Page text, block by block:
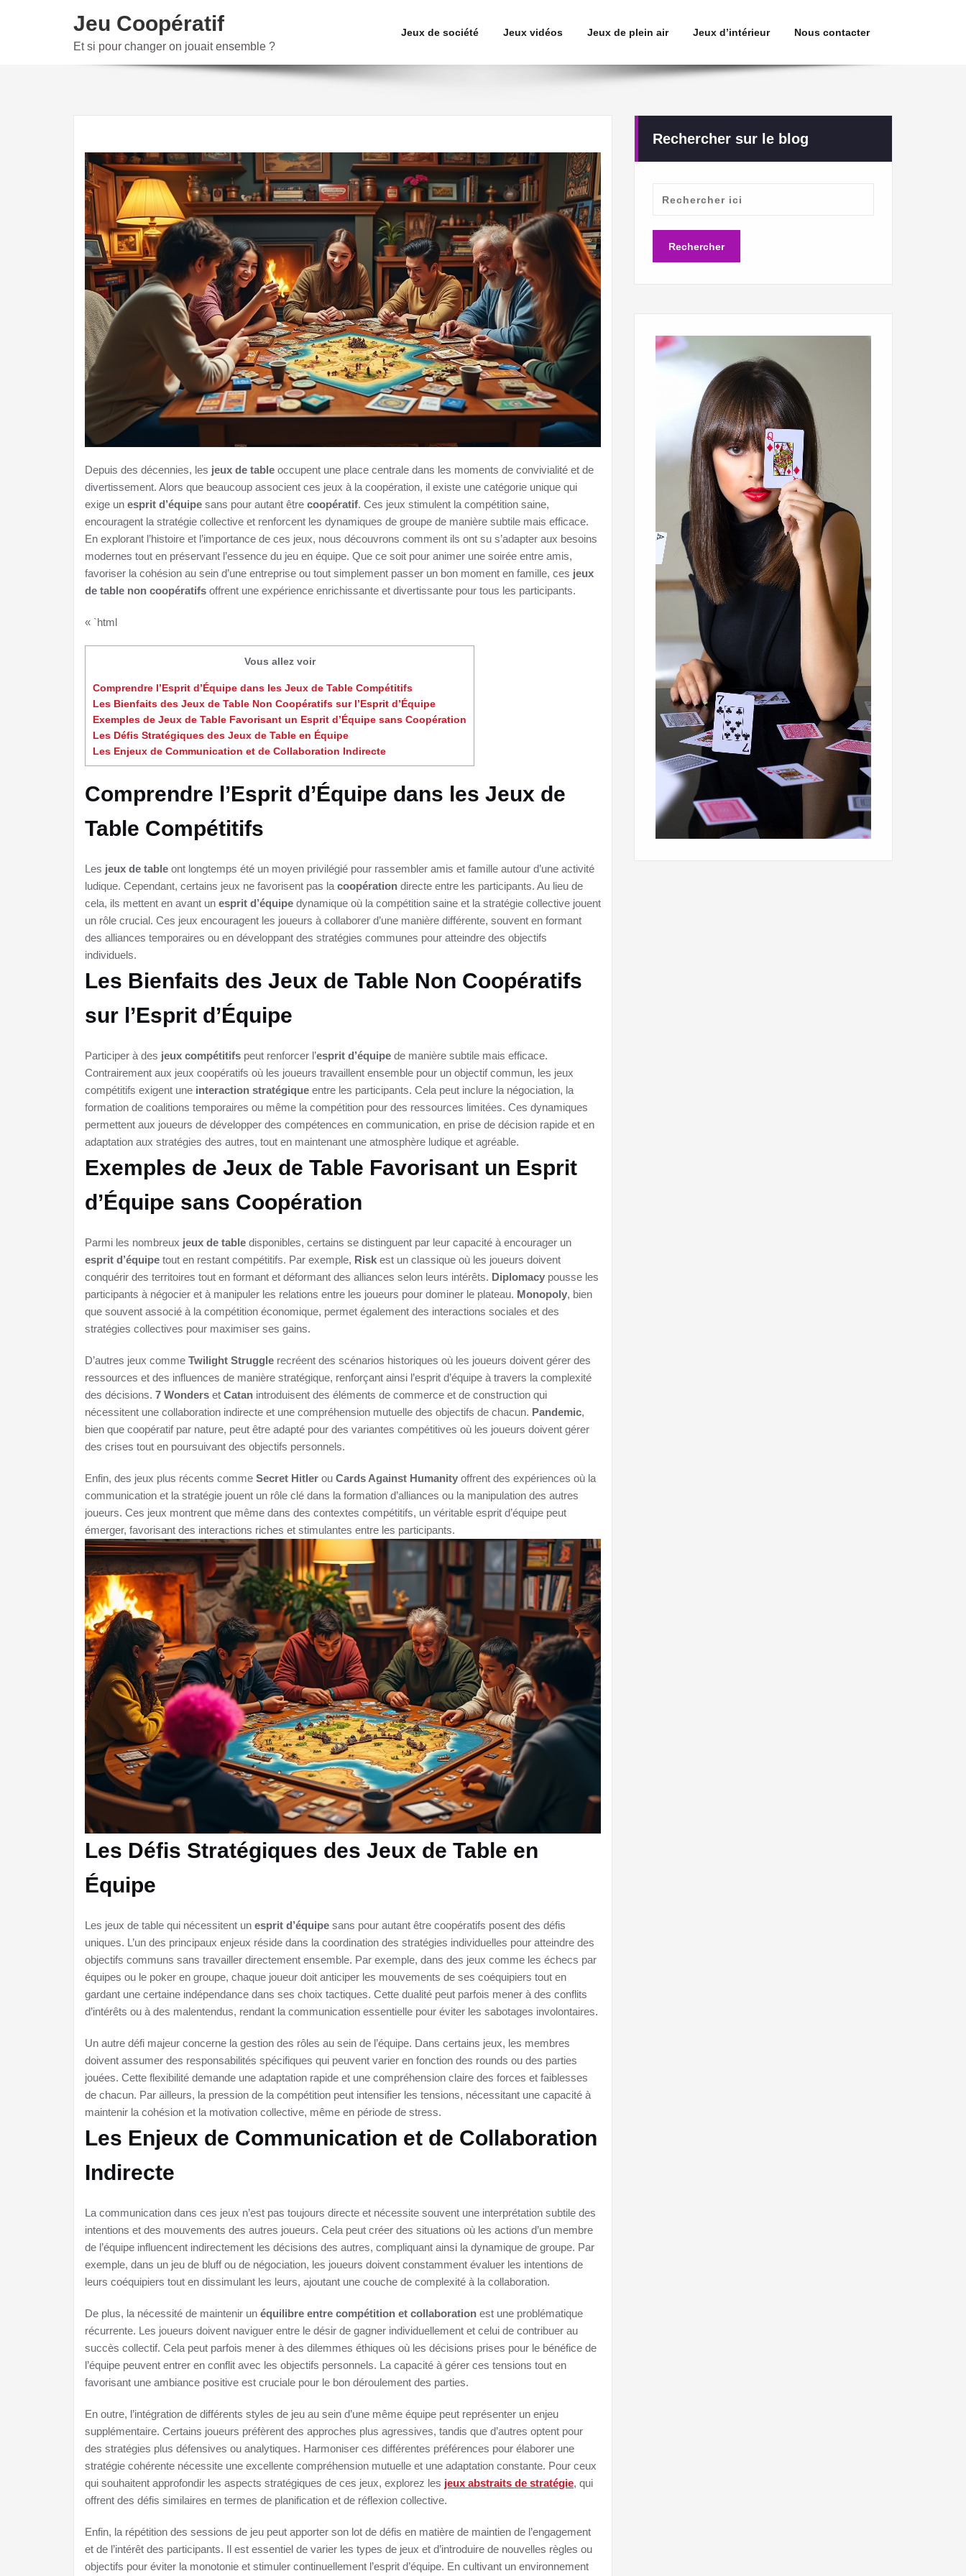
Jeu Coopératif
Et si pour changer on jouait ensemble ?
Jeux de société Jeux vidéos Jeux de plein air Jeux d’intérieur Nous contacter
Depuis des décennies, les jeux de table occupent une place centrale dans les moments de convivialité et de
divertissement. Alors que beaucoup associent ces jeux à la coopération, il existe une catégorie unique qui
exige un esprit d’équipe sans pour autant être coopératif. Ces jeux stimulent la compétition saine,
encouragent la stratégie collective et renforcent les dynamiques de groupe de manière subtile mais efficace.
En explorant l’histoire et l’importance de ces jeux, nous découvrons comment ils ont su s’adapter aux besoins
modernes tout en préservant l’essence du jeu en équipe. Que ce soit pour animer une soirée entre amis,
favoriser la cohésion au sein d’une entreprise ou tout simplement passer un bon moment en famille, ces jeux
de table non coopératifs offrent une expérience enrichissante et divertissante pour tous les participants.
« `html
Vous allez voir
Comprendre l’Esprit d’Équipe dans les Jeux de Table Compétitifs
Les Bienfaits des Jeux de Table Non Coopératifs sur l’Esprit d’Équipe
Exemples de Jeux de Table Favorisant un Esprit d’Équipe sans Coopération
Les Défis Stratégiques des Jeux de Table en Équipe
Les Enjeux de Communication et de Collaboration Indirecte
Comprendre l’Esprit d’Équipe dans les Jeux de
Table Compétitifs
Les jeux de table ont longtemps été un moyen privilégié pour rassembler amis et famille autour d’une activité
ludique. Cependant, certains jeux ne favorisent pas la coopération directe entre les participants. Au lieu de
cela, ils mettent en avant un esprit d’équipe dynamique où la compétition saine et la stratégie collective jouent
un rôle crucial. Ces jeux encouragent les joueurs à collaborer d’une manière différente, souvent en formant
des alliances temporaires ou en développant des stratégies communes pour atteindre des objectifs
individuels.
Les Bienfaits des Jeux de Table Non Coopératifs
sur l’Esprit d’Équipe
Participer à des jeux compétitifs peut renforcer l’esprit d’équipe de manière subtile mais efficace.
Contrairement aux jeux coopératifs où les joueurs travaillent ensemble pour un objectif commun, les jeux
compétitifs exigent une interaction stratégique entre les participants. Cela peut inclure la négociation, la
formation de coalitions temporaires ou même la compétition pour des ressources limitées. Ces dynamiques
permettent aux joueurs de développer des compétences en communication, en prise de décision rapide et en
adaptation aux stratégies des autres, tout en maintenant une atmosphère ludique et agréable.
Exemples de Jeux de Table Favorisant un Esprit
d’Équipe sans Coopération
Parmi les nombreux jeux de table disponibles, certains se distinguent par leur capacité à encourager un
esprit d’équipe tout en restant compétitifs. Par exemple, Risk est un classique où les joueurs doivent
conquérir des territoires tout en formant et déformant des alliances selon leurs intérêts. Diplomacy pousse les
participants à négocier et à manipuler les relations entre les joueurs pour dominer le plateau. Monopoly, bien
que souvent associé à la compétition économique, permet également des interactions sociales et des
stratégies collectives pour maximiser ses gains.
D’autres jeux comme Twilight Struggle recréent des scénarios historiques où les joueurs doivent gérer des
ressources et des influences de manière stratégique, renforçant ainsi l’esprit d’équipe à travers la complexité
des décisions. 7 Wonders et Catan introduisent des éléments de commerce et de construction qui
nécessitent une collaboration indirecte et une compréhension mutuelle des objectifs de chacun. Pandemic,
bien que coopératif par nature, peut être adapté pour des variantes compétitives où les joueurs doivent gérer
des crises tout en poursuivant des objectifs personnels.
Enfin, des jeux plus récents comme Secret Hitler ou Cards Against Humanity offrent des expériences où la
communication et la stratégie jouent un rôle clé dans la formation d’alliances ou la manipulation des autres
joueurs. Ces jeux montrent que même dans des contextes compétitifs, un véritable esprit d’équipe peut
émerger, favorisant des interactions riches et stimulantes entre les participants.
Les Défis Stratégiques des Jeux de Table en
Équipe
Les jeux de table qui nécessitent un esprit d’équipe sans pour autant être coopératifs posent des défis
uniques. L’un des principaux enjeux réside dans la coordination des stratégies individuelles pour atteindre des
objectifs communs sans travailler directement ensemble. Par exemple, dans des jeux comme les échecs par
équipes ou le poker en groupe, chaque joueur doit anticiper les mouvements de ses coéquipiers tout en
gardant une certaine indépendance dans ses choix tactiques. Cette dualité peut parfois mener à des conflits
d’intérêts ou à des malentendus, rendant la communication essentielle pour éviter les sabotages involontaires.
Un autre défi majeur concerne la gestion des rôles au sein de l’équipe. Dans certains jeux, les membres
doivent assumer des responsabilités spécifiques qui peuvent varier en fonction des rounds ou des parties
jouées. Cette flexibilité demande une adaptation rapide et une compréhension claire des forces et faiblesses
de chacun. Par ailleurs, la pression de la compétition peut intensifier les tensions, nécessitant une capacité à
maintenir la cohésion et la motivation collective, même en période de stress.
Les Enjeux de Communication et de Collaboration
Indirecte
La communication dans ces jeux n’est pas toujours directe et nécessite souvent une interprétation subtile des
intentions et des mouvements des autres joueurs. Cela peut créer des situations où les actions d’un membre
de l’équipe influencent indirectement les décisions des autres, compliquant ainsi la dynamique de groupe. Par
exemple, dans un jeu de bluff ou de négociation, les joueurs doivent constamment évaluer les intentions de
leurs coéquipiers tout en dissimulant les leurs, ajoutant une couche de complexité à la collaboration.
De plus, la nécessité de maintenir un équilibre entre compétition et collaboration est une problématique
récurrente. Les joueurs doivent naviguer entre le désir de gagner individuellement et celui de contribuer au
succès collectif. Cela peut parfois mener à des dilemmes éthiques où les décisions prises pour le bénéfice de
l’équipe peuvent entrer en conflit avec les objectifs personnels. La capacité à gérer ces tensions tout en
favorisant une ambiance positive est cruciale pour le bon déroulement des parties.
En outre, l’intégration de différents styles de jeu au sein d’une même équipe peut représenter un enjeu
supplémentaire. Certains joueurs préfèrent des approches plus agressives, tandis que d’autres optent pour
des stratégies plus défensives ou analytiques. Harmoniser ces différentes préférences pour élaborer une
stratégie cohérente nécessite une excellente compréhension mutuelle et une adaptation constante. Pour ceux
qui souhaitent approfondir les aspects stratégiques de ces jeux, explorez les jeux abstraits de stratégie, qui
offrent des défis similaires en termes de planification et de réflexion collective.
Enfin, la répétition des sessions de jeu peut apporter son lot de défis en matière de maintien de l’engagement
et de l’intérêt des participants. Il est essentiel de varier les types de jeux et d’introduire de nouvelles règles ou
objectifs pour éviter la monotonie et stimuler continuellement l’esprit d’équipe. En cultivant un environnement
Rechercher sur le blog